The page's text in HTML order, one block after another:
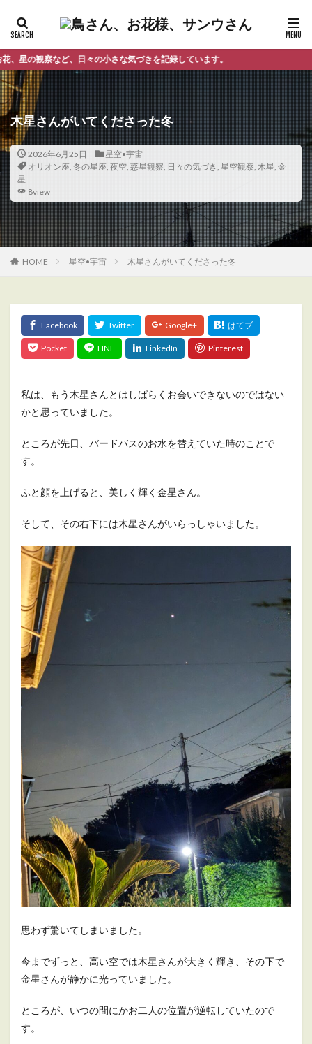
、日々の小さな気づきを記録しています。
木星さんがいてくださった冬
2026年6月25日
星空•宇宙
オリオン座, 冬の星座, 夜空, 惑星観察, 日々の気づき, 星空観察, 木星, 金
星
8view
HOME 星空•宇宙 木星さんがいてくださった冬
私は、もう木星さんとはしばらくお会いできないのではない
かと思っていました。
ところが先日、バードバスのお水を替えていた時のことで
す。
ふと顔を上げると、美しく輝く金星さん。
そして、その右下には木星さんがいらっしゃいました。
思わず驚いてしまいました。
今までずっと、高い空では木星さんが大きく輝き、その下で
金星さんが静かに光っていました。
ところが、いつの間にかお二人の位置が逆転していたので
す。